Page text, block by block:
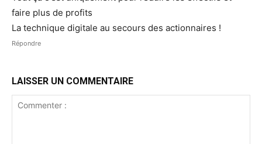
faire plus de profits
La technique digitale au secours des actionnaires !
Répondre
LAISSER UN COMMENTAIRE